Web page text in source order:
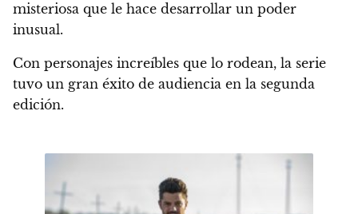
misteriosa que le hace desarrollar un poder
inusual.
Con personajes increíbles que lo rodean, la serie
tuvo un gran éxito de audiencia en la segunda
edición.